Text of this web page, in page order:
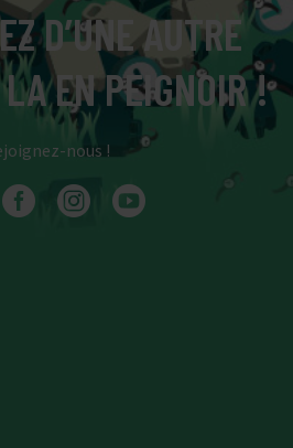
D’UNE AUTRE
EN PEIGNOIR !
nous !